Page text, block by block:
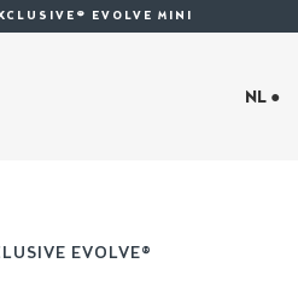
EVOLVE MINI
NL ●
EVOLVE®